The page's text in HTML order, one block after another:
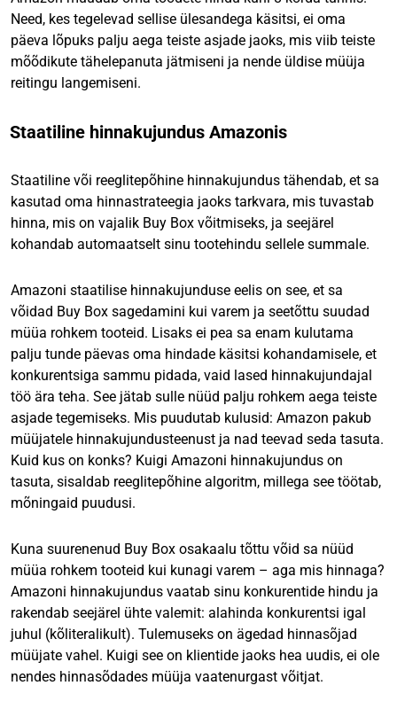
Need, kes tegelevad sellise ülesandega käsitsi, ei oma
päeva lõpuks palju aega teiste asjade jaoks, mis viib teiste
mõõdikute tähelepanuta jätmiseni ja nende üldise müüja
reitingu langemiseni.
Staatiline hinnakujundus Amazonis
Staatiline või reeglitepõhine hinnakujundus tähendab, et sa
kasutad oma hinnastrateegia jaoks tarkvara, mis tuvastab
hinna, mis on vajalik Buy Box võitmiseks, ja seejärel
kohandab automaatselt sinu tootehindu sellele summale.
Amazoni staatilise hinnakujunduse eelis on see, et sa
võidad Buy Box sagedamini kui varem ja seetõttu suudad
müüa rohkem tooteid. Lisaks ei pea sa enam kulutama
palju tunde päevas oma hindade käsitsi kohandamisele, et
konkurentsiga sammu pidada, vaid lased hinnakujundajal
töö ära teha. See jätab sulle nüüd palju rohkem aega teiste
asjade tegemiseks. Mis puudutab kulusid: Amazon pakub
müüjatele hinnakujundusteenust ja nad teevad seda tasuta.
Kuid kus on konks? Kuigi Amazoni hinnakujundus on
tasuta, sisaldab reeglitepõhine algoritm, millega see töötab,
mõningaid puudusi.
Kuna suurenenud Buy Box osakaalu tõttu võid sa nüüd
müüa rohkem tooteid kui kunagi varem – aga mis hinnaga?
Amazoni hinnakujundus vaatab sinu konkurentide hindu ja
rakendab seejärel ühte valemit: alahinda konkurentsi igal
juhul (kõliteralikult). Tulemuseks on ägedad hinnasõjad
müüjate vahel. Kuigi see on klientide jaoks hea uudis, ei ole
nendes hinnasõdades müüja vaatenurgast võitjat.